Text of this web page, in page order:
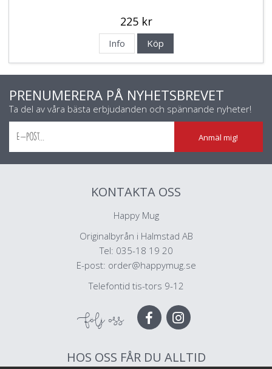
225 kr
Info Köp
PRENUMERERA PÅ NYHETSBREVET
Ta del av våra bästa erbjudanden och spännande nyheter!
Anmäl mig!
KONTAKTA OSS
Happy Mug
Originalbyrån i Halmstad AB
Tel: 035-18 19 20
E-post: order@happymug.se
Telefontid tis-tors 9-12
Följ oss
HOS OSS FÅR DU ALLTID